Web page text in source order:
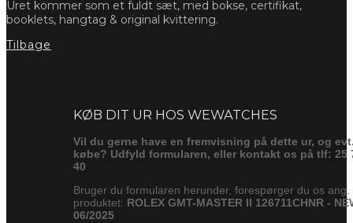
Uret kommer som et fuldt sæt, med bokse, certifikat,
booklets, hangtag & original kvittering.
Tilbage
KØB DIT UR HOS WEWATCHES
Vil du gerne have en fremvisning på dette ur, og
købe? Udfyld formularen, eller kontakt os på tlf: 25
40
Bruger du formularen herunder, forespørger du os ang.
produktet: ROLEX GMT-MASTER II 126711CHNR -
06/2025